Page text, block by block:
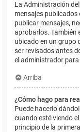
La Administración
mensajes publicados
publicar mensajes,
aprobarlos. También
ubicado en un grupo
ser revisados antes
el administrador
Arriba
¿Cómo hago para
Puede hacerlo
cuando esté viendo
principio de la